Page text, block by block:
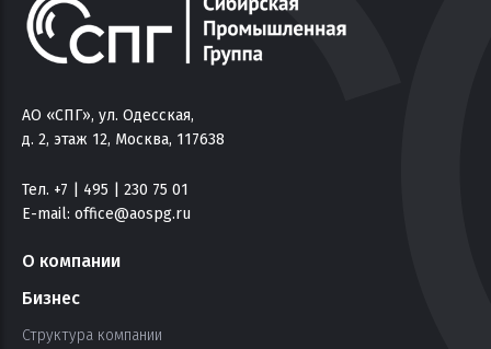
АО «СПГ», ул. Одесская,
д. 2, этаж 12, Москва, 117638
Тел. +7 | 495 | 230 75 01
E-mail: office@aospg.ru
О компании
Бизнес
Структура компании